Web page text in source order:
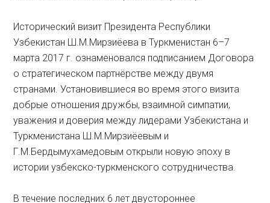
Исторический визит Президента Республики
Узбекистан Ш.М.Мирзиёева в Туркменистан 6–7
марта 2017 г. ознаменовался подписанием Договора
о стратегическом партнёрстве между двумя
странами. Установившиеся во время этого визита
добрые отношения дружбы, взаимной симпатии,
уважения и доверия между лидерами Узбекистана и
Туркменистана Ш.М.Мирзиёевым и
Г.М.Бердымухамедовым открыли новую эпоху в
истории узбекско-турк­менского сотрудничества.
В течение последних 6 лет двустороннее